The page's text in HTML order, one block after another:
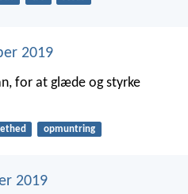
2019
for at glæde og styrke
opmuntring
2019